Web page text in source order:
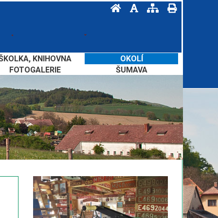
KNIHOVNA
OKOLÍ
FOTOGALERIE
ŠUMAVA